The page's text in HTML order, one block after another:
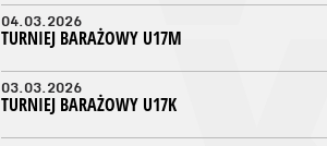
04.03.2026
TURNIEJ BARAŻOWY U17M
03.03.2026
TURNIEJ BARAŻOWY U17K